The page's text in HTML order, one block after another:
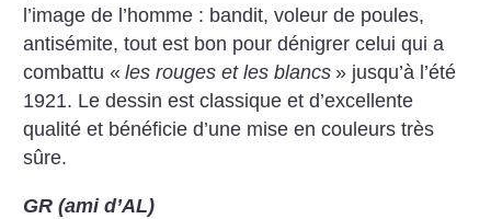
l’image de l’homme : bandit, voleur de poules,
antisémite, tout est bon pour dénigrer celui qui a
combattu « les rouges et les blancs » jusqu’à l’été
1921. Le dessin est classique et d’excellente
qualité et bénéficie d’une mise en couleurs très
sûre.
GR (ami d’AL)